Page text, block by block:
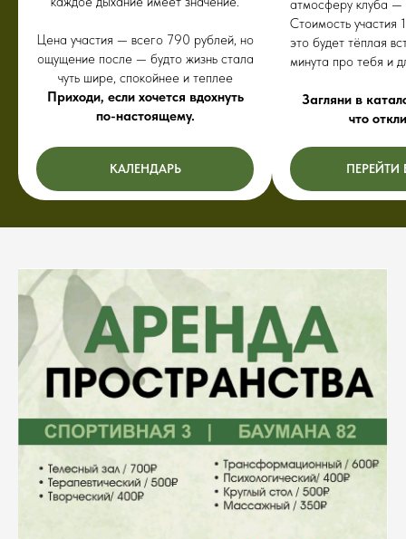
Цена участия — всего 790 рублей, но
ощущение после — будто жизнь стала
чуть шире, спокойнее и теплее
Приходи, если хочется вдохнуть
по-настоящему.
КАЛЕНДАРЬ
атмосферу клуба —
Стоимость участия
это будет тёплая
минута про тебя и
Загляни в
что
ПЕРЕЙТИ